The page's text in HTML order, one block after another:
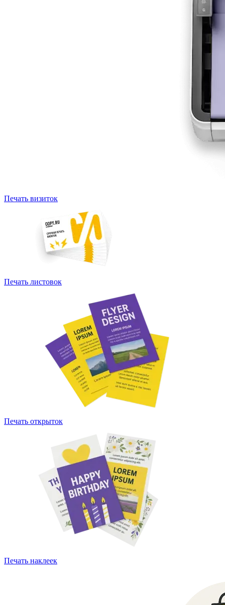
Печать визиток
Печать листовок
Печать открыток
Печать наклеек